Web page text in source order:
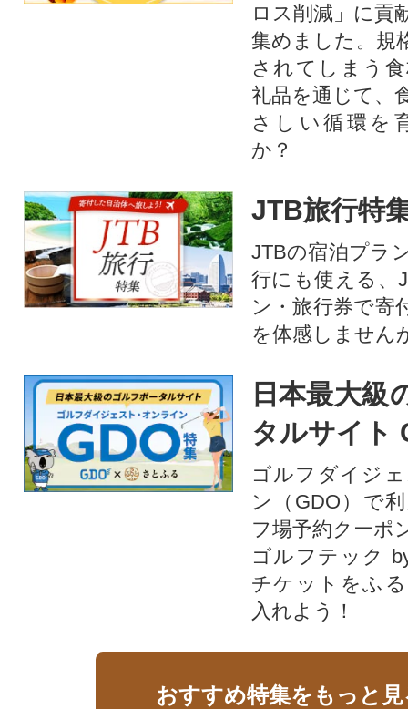
ロス削減」に貢
集めました。規
されてしまう
礼品を通じて、
さしい循環を
か？​
JTB旅行特
JTBの宿泊プラ
行にも使える、
ン・旅行券で寄
を体感しません
日本最大級
タルサイト
ゴルフダイジ
ン（GDO）で
フ場予約クーポ
ゴルフテック
チケットをふ
入れよう！
おすすめ特集をもっと